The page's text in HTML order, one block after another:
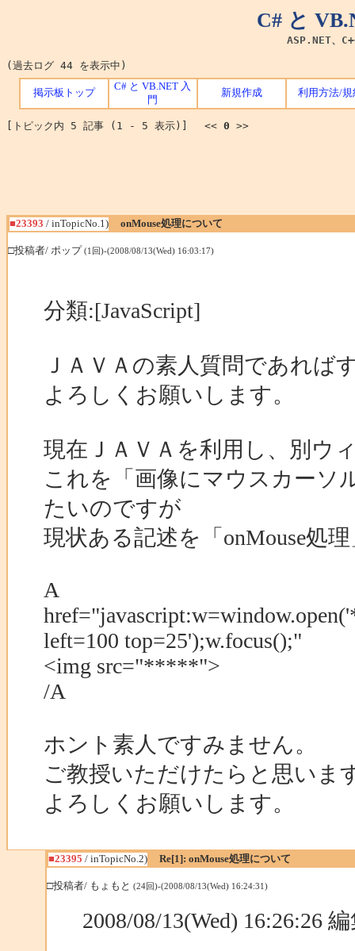
C# と
ASP.NET、
(過去ログ 44 を表示中)
掲示板トップ
C# と VB.NET 入
門
新規作成 利用方法/規
[トピック内 5 記事 (1 - 5 表示)] << 0 >>
■23393 / inTopicNo.1) onMouse処理について
□投稿者/ ポップ (1回)-(2008/08/13(Wed) 16:03:17)
分類:[JavaScript]
ＪＡＶＡの素人質問であれば
よろしくお願いします。
現在ＪＡＶＡを利用し、別ウ
これを「画像にマウスカーソ
たいのですが
現状ある記述を「onMouse処
A
left=100 top=25');w.focus();"
<img src="*****">
/A
ホント素人ですみません。
ご教授いただけたらと思いま
よろしくお願いします。
■23395 / inTopicNo.2) Re[1]: onMouse処理について
□投稿者/ もょもと (24回)-(2008/08/13(Wed) 16:24:31)
2008/08/13(Wed) 16:26:26